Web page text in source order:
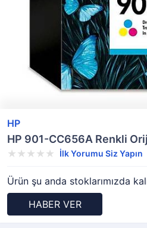
HP
HP 901-CC656A Renkli
İlk Yorumu Siz Yapın
Ürün şu anda stoklarımızda
HABER VER